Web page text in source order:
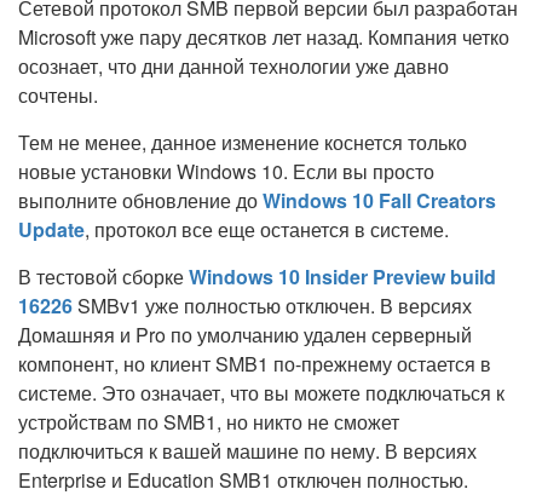
Сетевой протокол SMB первой версии был разработан
Microsoft уже пару десятков лет назад. Компания четко
осознает, что дни данной технологии уже давно
сочтены.
Тем не менее, данное изменение коснется только
новые установки Windows 10. Если вы просто
выполните обновление доWindows 10 Fall Creators
Update, протокол все еще останется в системе.
В тестовой сборкеWindows 10 Insider Preview build
16226SMBv1 уже полностью отключен. В версиях
Домашняя и Pro по умолчанию удален серверный
компонент, но клиент SMB1 по-прежнему остается в
системе. Это означает, что вы можете подключаться к
устройствам по SMB1, но никто не сможет
подключиться к вашей машине по нему. В версиях
Enterprise и Education SMB1 отключен полностью.